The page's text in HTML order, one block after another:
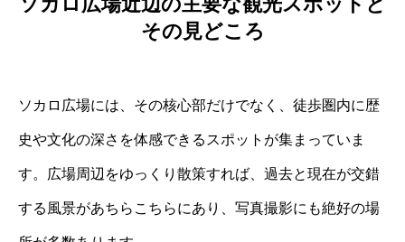
その見どころ
ソカロ広場には、その核心部だけでなく、徒歩圏内に歴
史や文化の深さを体感できるスポットが集まっていま
す。広場周辺をゆっくり散策すれば、過去と現在が交錯
する風景があちらこちらにあり、写真撮影にも絶好の場